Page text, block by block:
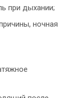
при дыхании;
ночная